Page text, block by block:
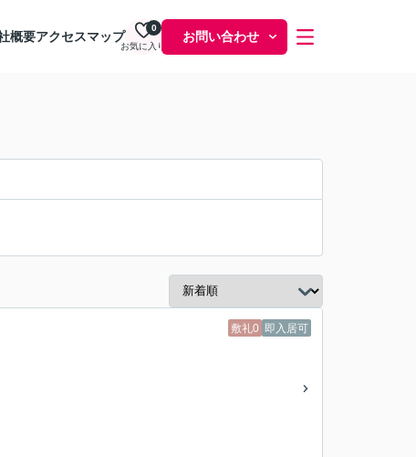
概要アクセスマップ
お気に入り
0
お問い合わせ
敷礼0 即入居可